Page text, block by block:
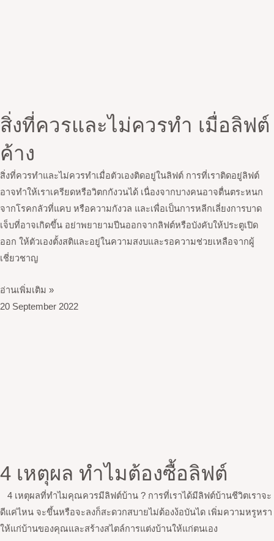
สิ่งที่ควรและไม่ควรทำ เมื่อลิฟต์
ค้าง
สิ่งที่ควรทำและไม่ควรทำเมื่อตัวเองติดอยู่ในลิฟต์ การที่เราติดอยู่ลิฟต์
อาจทำให้เราเครียดหรือวิตกกังวนได้ เนื่องจากบางคนอาจตื่นตระหนก
จากโรคกลัวที่แคบ หรือความกังวล และเพื่อเป็นการหลีกเลี่ยงการบาด
เจ็บที่อาจเกิดขึ้น อย่าพยายามปีนออกจากลิฟต์หรือบังคับให้ประตูเปิด
ออก ให้ตัวเองตั้งสติและอยู่ในความสงบและรอความช่วยเหลือจากผู้
เชี่ยวชาญ
อ่านเพิ่มเติม »
20 September 2022
4 เหตุผล ทำไมต้องซื้อลิฟต์
4 เหตุผลที่ทำไมคุณควรมีลิฟต์บ้าน ? การที่เราได้มีลิฟต์บ้านชีวิตเราจะ
ดีแค่ไหน จะขึ้นหรือจะลงก็สะดวกสบายไม่ต้องง้อบันได เพิ่มความหรูหรา
ให้แก่บ้านของคุณและสร้างสไตล์การแต่งบ้านให้แก่ตนเอง